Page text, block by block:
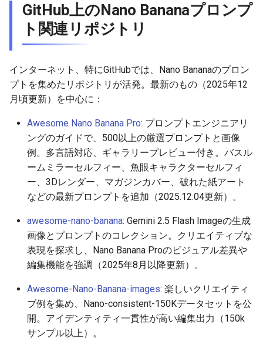
2026-04-12
2026-04-10
2026-04-09
2026-04-08
2026-04-07
2026-04-06
2026-04-04
2026-04-03
2026-04-02
2026-04-01
2025-09-27
2025-09-25
2025-09-24
2025-09-23
2025-09-22
2025-09-21
2025-09-16
2025-09-15
2025-09-14
2025-09-12
2026-04-12
2026-04-10
2026-04-09
2026-04-08
2026-04-07
2026-04-06
2026-04-04
2026-04-03
2026-04-02
2026-04-01
2025-09-27
2025-09-25
2025-09-24
2025-09-23
2025-09-22
2025-09-21
2025-09-19
2025-09-18
2025-09-17
2025-09-16
2026-04-09
2026-04-08
2026-04-07
2026-04-06
2026-04-05
2026-04-04
2026-04-03
2026-04-01
2026-03-31
2026-03-30
2026-03-29
2026-04-08
2026-04-06
2026-04-05
2026-04-04
2026-04-03
2026-04-02
2026-03-31
2026-03-30
2026-03-29
2026-03-28
2025-09-27
2025-09-25
2025-09-24
2025-09-23
2025-09-22
2025-09-21
GitHub上のNano Bananaプロンプ
ト関連リポジトリ
インターネット、特にGitHubでは、Nano Bananaのプロン
プトを集めたリポジトリが活発。最新のもの（2025年12
月頃更新）を中心に：
Awesome Nano Banana Pro: プロンプトエンジニアリ
ングのガイドで、500以上の厳選プロンプトと画像
例。多言語対応、ギャラリープレビュー付き。バスル
ームミラーセルフィー、魚眼キャラクターセルフィ
ー、3Dレンダー、マガジンカバー、破れた紙アート
などの最新プロンプトを追加（2025.12.04更新）。
awesome-nano-banana: Gemini 2.5 Flash Imageの生成
画像とプロンプトのコレクション。クリエイティブな
表現を探求し、Nano Banana Proのビジュアル差異や
編集機能を強調（2025年8月以降更新）。
Awesome-Nano-Banana-images: 楽しいクリエイティ
ブ例を集め、Nano-consistent-150Kデータセットを公
開。アイデンティティ一貫性が高い編集出力（150k
サンプル以上）。